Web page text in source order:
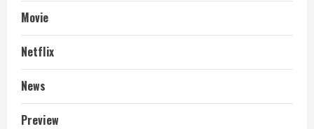
Movie
Netflix
News
Preview